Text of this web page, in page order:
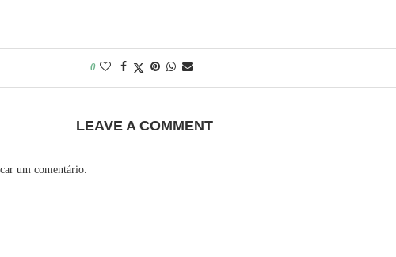
0
LEAVE A COMMENT
um comentário.